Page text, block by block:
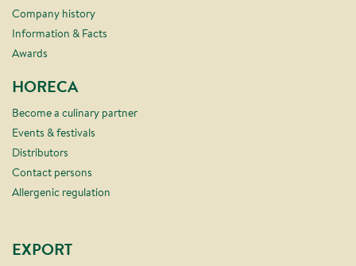
Company history
Information & Facts
Awards
HORECA
Become a culinary partner
Events & festivals
Distributors
Contact persons
Allergenic regulation
EXPORT